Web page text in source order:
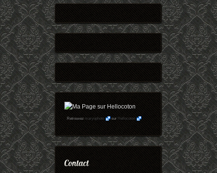
Retrouvezmaryophoto surHellocoton